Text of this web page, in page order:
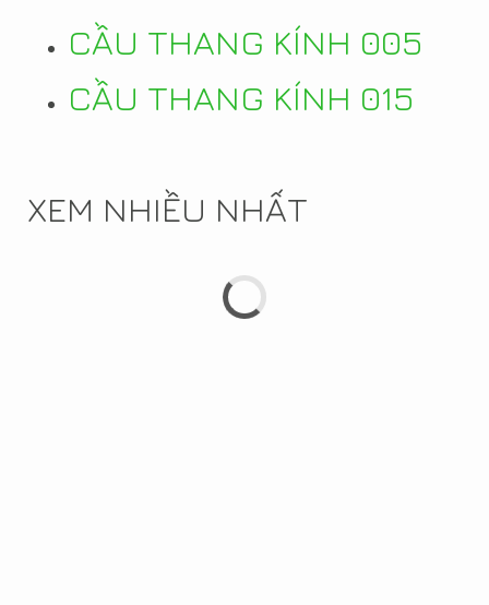
CẦU THANG KÍNH 005
CẦU THANG KÍNH 015
XEM NHIỀU NHẤT